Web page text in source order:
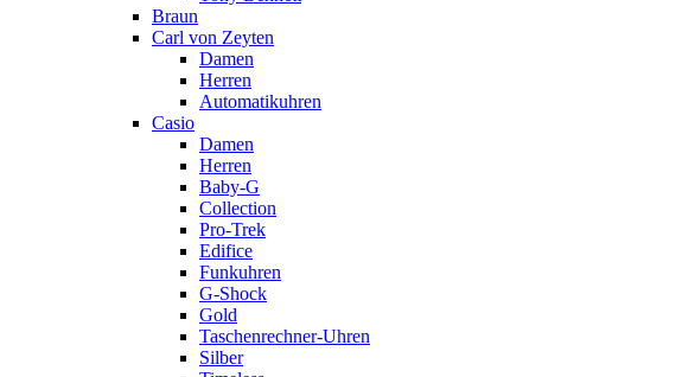
Braun
Carl von Zeyten
Damen
Herren
Automatikuhren
Casio
Damen
Herren
Baby-G
Collection
Pro-Trek
Edifice
Funkuhren
G-Shock
Gold
Taschenrechner-Uhren
Silber